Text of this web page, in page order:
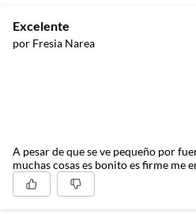
Excelente
por Fresia Narea
A pesar de que se ve pequeño por
muchas cosas es bonito es firme me